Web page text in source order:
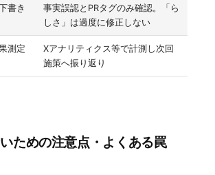
書き
事実誤認とPRタグのみ確認。「ら
しさ」は過度に修正しない
測定
Xアナリティクス等で計測し次回
施策へ振り返り
ための注意点・よくある罠